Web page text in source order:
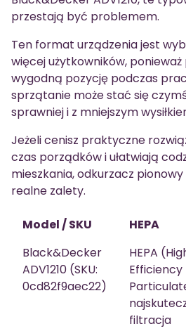
przestają być problemem.
Ten format urządzenia jest
więcej użytkowników,
wygodną pozycję podczas
sprzątanie może stać się
sprawniej i z mniejszym
Jeżeli cenisz praktyczne
czas porządków i ułatwiają
mieszkania, odkurzacz
realne zalety.
Model / SKU HEPA
Black&Decker
ADV1210 (SKU:
0cd82f9aec22)
HEPA
Efficiency
filtracja